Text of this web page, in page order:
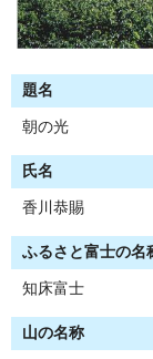
題名
朝の光
氏名
香川恭賜
ふるさと富士の名
知床富士
山の名称